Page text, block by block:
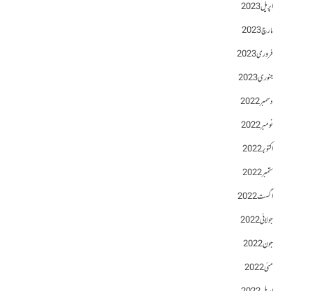
اپریل 2023
مارچ 2023
فروری 2023
جنوری 2023
دسمبر 2022
نومبر 2022
اکتوبر 2022
ستمبر 2022
اگست 2022
جولائی 2022
جون 2022
مئی 2022